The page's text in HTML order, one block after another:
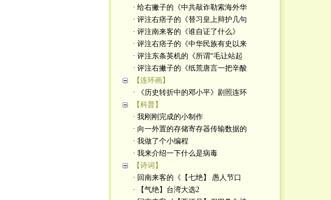
· 给右撇子的《中共敲诈勒索海外华
· 评注右痞子的《替习皇上辩护几句
· 评注南来客的《谁自证了什么》
· 评注右痞子的《中华民族有史以来
· 评注东条英机的《所谓“毛让站起
· 评注右撇子的《纸荒唐言一把辛酸
【连环画】
· 《历史转折中的邓小平》剧照连环
【科普】
· 我刚刚完成的小制作
· 向一外置的存储寄存器传输数据的
· 我做了个小编程
· 我来介绍一下什么是病毒
【诗词】
· 回南来客的《【七绝】 愚人节口
· 【气绝】台湾大选2